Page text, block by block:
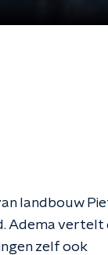
landbouw
Adema vertelt
zelf ook